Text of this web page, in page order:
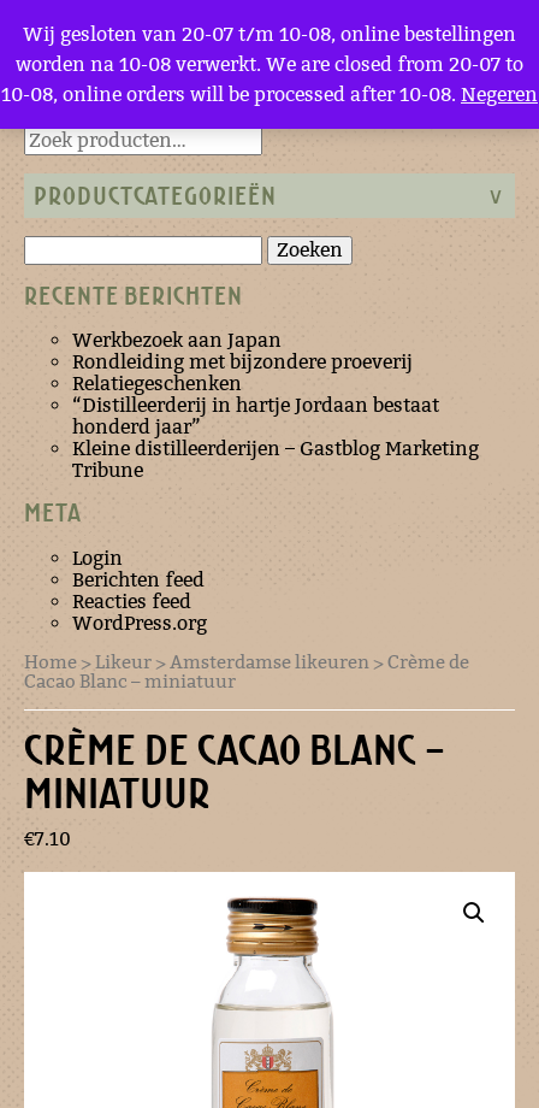
Terug naar de homepage
PRODUCTCATEGORIEËN
Zoeken
naar:
RECENTE BERICHTEN
Werkbezoek aan Japan
Rondleiding met bijzondere proeverij
Relatiegeschenken
“Distilleerderij in hartje Jordaan bestaat
honderd jaar”
Kleine distilleerderijen – Gastblog Marketing
Tribune
META
Login
Berichten feed
Reacties feed
WordPress.org
Home >Likeur >Amsterdamse likeuren > Crème de
Cacao Blanc – miniatuur
CRÈME DE CACAO BLANC –
MINIATUUR
€7.10
Wij gesloten van 20-07 t/m 10-08, online bestellingen
worden na 10-08 verwerkt. We are closed from 20-07 to
10-08, online orders will be processed after 10-08. Negeren